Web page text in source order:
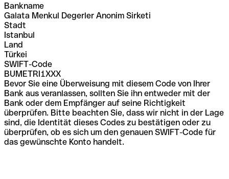
Bankname
Galata Menkul Degerler Anonim Sirketi
Stadt
Istanbul
Land
Türkei
SWIFT-Code
BUMETRI1XXX
Bevor Sie eine Überweisung mit diesem Code von Ihrer
Bank aus veranlassen, sollten Sie ihn entweder mit der
Bank oder dem Empfänger auf seine Richtigkeit
überprüfen. Bitte beachten Sie, dass wir nicht in der Lage
sind, die Identität dieses Codes zu bestätigen oder zu
überprüfen, ob es sich um den genauen SWIFT-Code für
das gewünschte Konto handelt.